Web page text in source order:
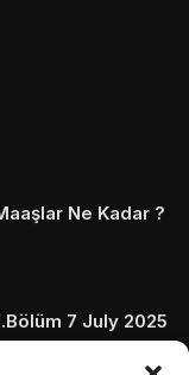
Ne Kadar ?
7 July 2025